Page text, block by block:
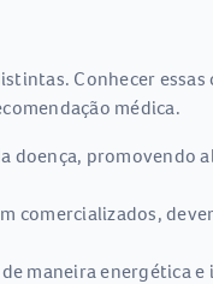
Conhecer essas
médica.
doença, promovendo
comercializados,
maneira energética